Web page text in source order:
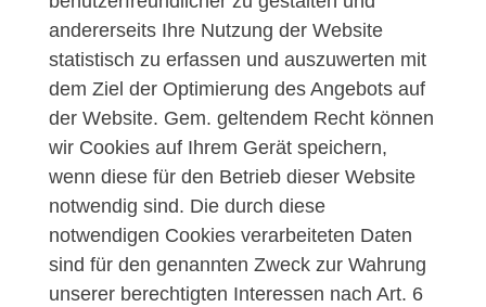
andererseits Ihre Nutzung der Website
statistisch zu erfassen und auszuwerten mit
dem Ziel der Optimierung des Angebots auf
der Website. Gem. geltendem Recht können
wir Cookies auf Ihrem Gerät speichern,
wenn diese für den Betrieb dieser Website
notwendig sind. Die durch diese
notwendigen Cookies verarbeiteten Daten
sind für den genannten Zweck zur Wahrung
unserer berechtigten Interessen nach Art. 6